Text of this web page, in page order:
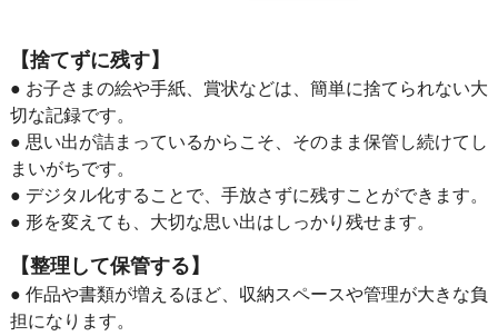
【捨てずに残す】
● お子さまの絵や手紙、賞状などは、簡単に捨てられない大
切な記録です。
● 思い出が詰まっているからこそ、そのまま保管し続けてし
まいがちです。
● デジタル化することで、手放さずに残すことができます。
● 形を変えても、大切な思い出はしっかり残せます。
【整理して保管する】
● 作品や書類が増えるほど、収納スペースや管理が大きな負
担になります。